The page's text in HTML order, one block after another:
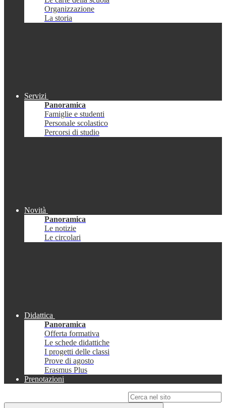
Organizzazione
La storia
Servizi
Panoramica
Famiglie e studenti
Personale scolastico
Percorsi di studio
Novità
Panoramica
Le notizie
Le circolari
Didattica
Panoramica
Offerta formativa
Le schede didattiche
I progetti delle classi
Prove di agosto
Erasmus Plus
Prenotazioni